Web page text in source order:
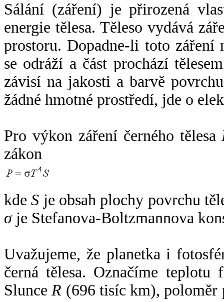
Sálání (záření) je přirozená
energie tělesa. Těleso vydává
prostoru. Dopadne-li toto záření
se odráží a část prochází
závisí na jakosti a barvě
žádné hmotné prostředí, jde o
Pro výkon záření černého tělesa
zákon
kdeS je obsah plochy povrchu
σje Stefanova-Boltzmannova
Uvažujeme, že planetka i
černá tělesa. Označíme
SlunceR (696 tisíc km),